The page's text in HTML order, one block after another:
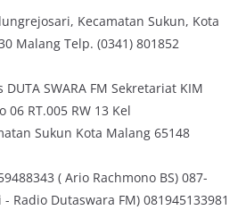
Kecamatan Sukun, Kota
Malang Telp. (0341) 801852
SWARA FM Sekretariat KIM
06 RT.005 RW 13 Kel
Sukun Kota Malang 65148
( Ario Rachmono BS) 087-
Radio Dutaswara FM) 081945133981